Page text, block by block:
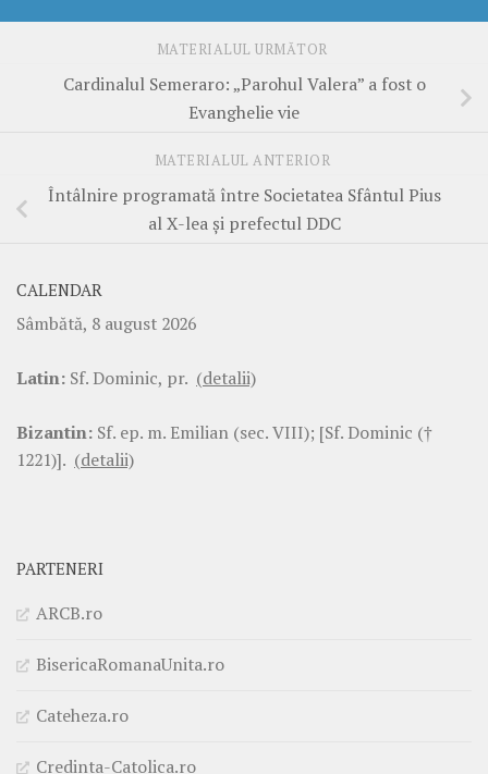
MATERIALUL URMĂTOR
Cardinalul Semeraro: „Parohul Valera” a fost o
Evanghelie vie
MATERIALUL ANTERIOR
Întâlnire programată între Societatea Sfântul Pius
al X-lea și prefectul DDC
CALENDAR
Sâmbătă, 8 august 2026
Latin: Sf. Dominic, pr. (detalii)
Bizantin: Sf. ep. m. Emilian (sec. VIII); [Sf. Dominic (†
1221)]. (detalii)
PARTENERI
ARCB.ro
BisericaRomanaUnita.ro
Cateheza.ro
Credinta-Catolica.ro